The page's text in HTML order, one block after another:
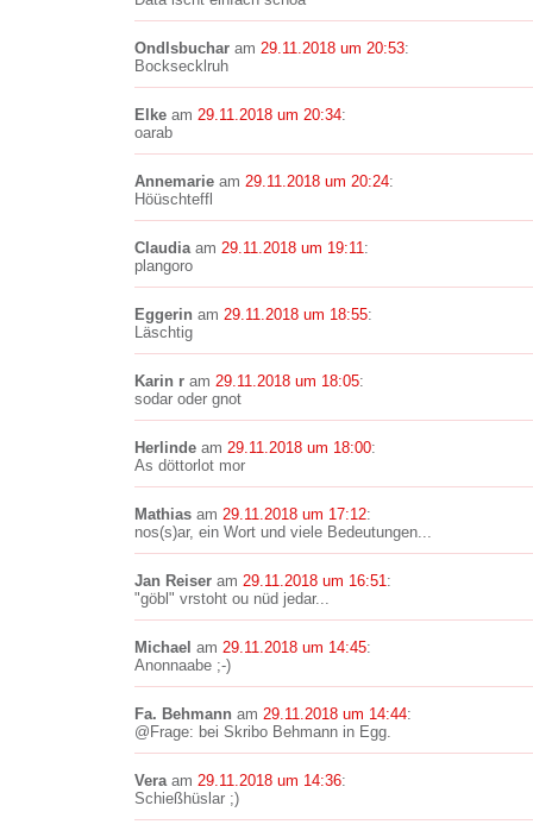
Ondlsbuchar am 29.11.2018 um 20:53:
Bocksecklruh
Elke am 29.11.2018 um 20:34:
oarab
Annemarie am 29.11.2018 um 20:24:
Höüschteffl
Claudiaam 29.11.2018 um 19:11:
plangoro
Eggerin am 29.11.2018 um 18:55:
Läschtig
Karin r am 29.11.2018 um 18:05:
sodar oder gnot
Herlinde am 29.11.2018 um 18:00:
As döttorlot mor
Mathias am 29.11.2018 um 17:12:
nos(s)ar, ein Wort und viele Bedeutungen...
Jan Reiser am 29.11.2018 um 16:51:
"göbl" vrstoht ou nüd jedar...
Michael am 29.11.2018 um 14:45:
Anonnaabe ;-)
Fa. Behmann am 29.11.2018 um 14:44:
@Frage: bei Skribo Behmann in Egg.
Veraam 29.11.2018 um 14:36:
Schießhüslar ;)